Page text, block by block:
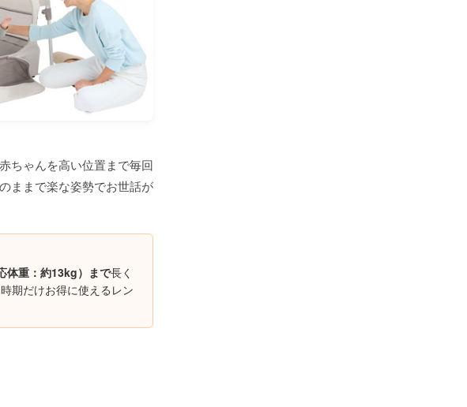
ちゃんを高い位置まで毎回
ままで楽な姿勢でお世話が
体重：約13kg）まで長く
期だけお得に使えるレン